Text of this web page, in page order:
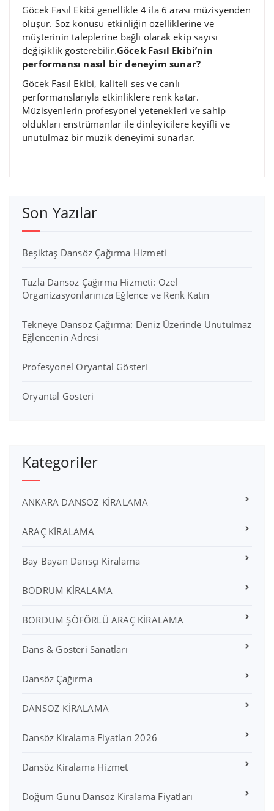
Göcek Fasıl Ekibi genellikle 4 ila 6 arası müzisyenden
oluşur. Söz konusu etkinliğin özelliklerine ve
müşterinin taleplerine bağlı olarak ekip sayısı
değişiklik gösterebilir.Göcek Fasıl Ekibi’nin
performansı nasıl bir deneyim sunar?
Göcek Fasıl Ekibi, kaliteli ses ve canlı
performanslarıyla etkinliklere renk katar.
Müzisyenlerin profesyonel yetenekleri ve sahip
oldukları enstrümanlar ile dinleyicilere keyifli ve
unutulmaz bir müzik deneyimi sunarlar.
Son Yazılar
Beşiktaş Dansöz Çağırma Hizmeti
Tuzla Dansöz Çağırma Hizmeti: Özel
Organizasyonlarınıza Eğlence ve Renk Katın
Tekneye Dansöz Çağırma: Deniz Üzerinde Unutulmaz
Eğlencenin Adresi
Profesyonel Oryantal Gösteri
Oryantal Gösteri
Kategoriler
ANKARA DANSÖZ KİRALAMA
ARAÇ KİRALAMA
Bay Bayan Dansçı Kiralama
BODRUM KİRALAMA
BORDUM ŞÖFÖRLÜ ARAÇ KİRALAMA
Dans & Gösteri Sanatları
Dansöz Çağırma
DANSÖZ KİRALAMA
Dansöz Kiralama Fiyatları 2026
Dansöz Kiralama Hizmet
Doğum Günü Dansöz Kiralama Fiyatları